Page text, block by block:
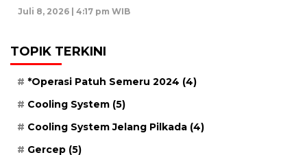
Juli 8, 2026 | 4:17 pm WIB
TOPIK TERKINI
*Operasi Patuh Semeru 2024 (4)
Cooling System (5)
Cooling System Jelang Pilkada (4)
Gercep (5)